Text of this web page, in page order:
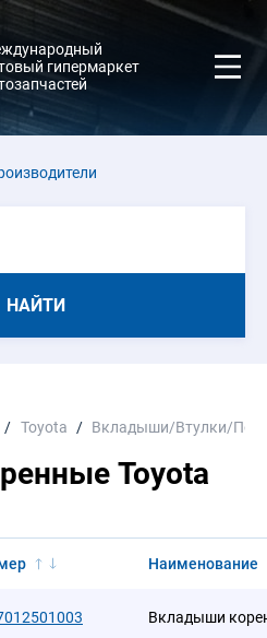
гипермаркет
НАЙТИ
Toyota Вкладыши/Втулки/
Toyota
Наименование
Вкладыши